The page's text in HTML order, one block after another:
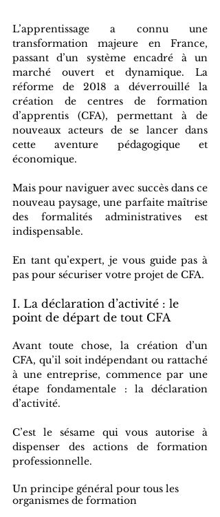
L’apprentissage a connu une
transformation majeure en France,
passant d’un système encadré à un
marché ouvert et dynamique. La
réforme de 2018 a déverrouillé la
création de centres de formation
d’apprentis (CFA), permettant à de
nouveaux acteurs de se lancer dans
cette aventure pédagogique et
économique.
Mais pour naviguer avec succès dans ce
nouveau paysage, une parfaite maîtrise
des formalités administratives est
indispensable.
En tant qu’expert, je vous guide pas à
pas pour sécuriser votre projet de CFA.
I. La déclaration d’activité : le
point de départ de tout CFA
Avant toute chose, la création d’un
CFA, qu’il soit indépendant ou rattaché
à une entreprise, commence par une
étape fondamentale : la déclaration
d’activité.
C’est le sésame qui vous autorise à
dispenser des actions de formation
professionnelle.
Un principe général pour tous les
organismes de formation